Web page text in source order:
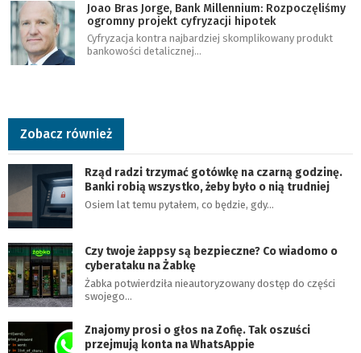
Joao Bras Jorge, Bank Millennium: Rozpoczęliśmy
ogromny projekt cyfryzacji hipotek
Cyfryzacja kontra najbardziej skomplikowany produkt
bankowości detalicznej…
Zobacz również
Rząd radzi trzymać gotówkę na czarną godzinę.
Banki robią wszystko, żeby było o nią trudniej
Osiem lat temu pytałem, co będzie, gdy…
Czy twoje żappsy są bezpieczne? Co wiadomo o
cyberataku na Żabkę
Żabka potwierdziła nieautoryzowany dostęp do części
swojego…
Znajomy prosi o głos na Zofię. Tak oszuści
przejmują konta na WhatsAppie